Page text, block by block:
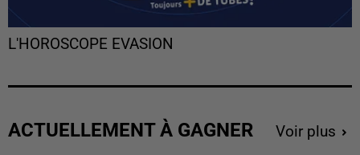
L'HOROSCOPE EVASION
ACTUELLEMENT À GAGNER Voir plus